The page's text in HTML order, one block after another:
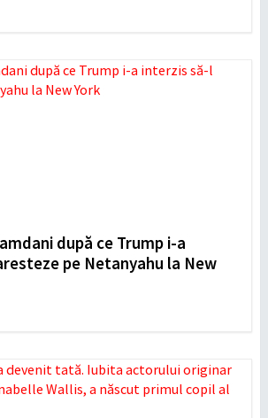
după ce Trump i-a
pe Netanyahu la New